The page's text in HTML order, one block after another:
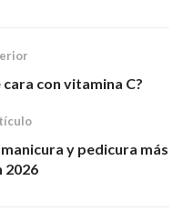
con vitamina C?
y pedicura más
2026